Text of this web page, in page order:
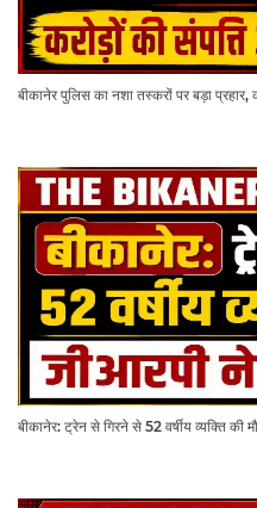
बीकानेर पुलिस का नशा तस्करों पर बड़ा
बीकानेर: ट्रेन से गिरने से 52 वर्षीय व्यक्ति